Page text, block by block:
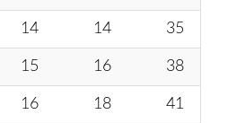
14 14 35
15 16 38
16 18 41